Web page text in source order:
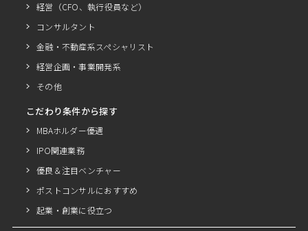
経営（CFO、執行役員など）
コンサルタント
金融・不動産系スペシャリスト
経営企画・事業開発系
その他
こだわり条件から探す
MBAホルダー優遇
IPO関連業務
優良＆注目ベンチャー
ポストコンサルにおすすめ
起業・創業に役立つ